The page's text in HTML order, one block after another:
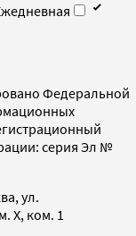
Федеральной
серия Эл №
ул.
X, ком. 1